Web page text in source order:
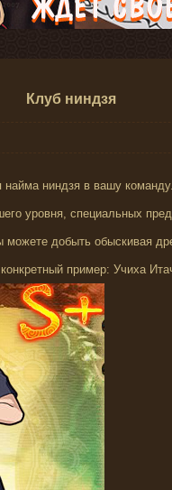
Клуб ниндзя
ниндзя в вашу
уровня, специальных
добыть обыскивая
пример: Учиха